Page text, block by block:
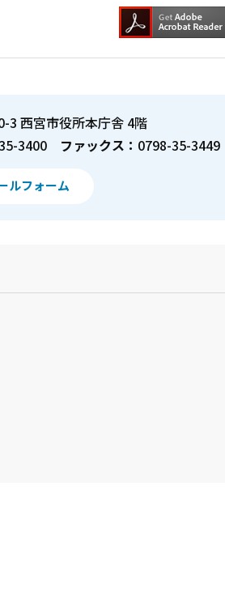
3 西宮市役所本庁舎 4階
3400 ファックス： 0798-35-3449
ルフォーム